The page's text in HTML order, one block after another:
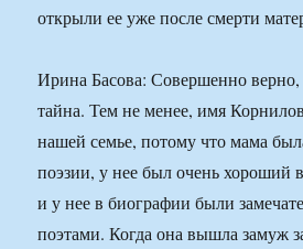
открыли ее уже после смерти
Ирина Басова: Совершенно верно,
тайна. Тем не менее, имя
нашей семье, потому что мама
поэзии, у нее был очень хороший
и у нее в биографии были
поэтами. Когда она вышла замуж